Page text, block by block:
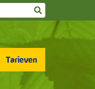
ZOEKEN
Tarieven